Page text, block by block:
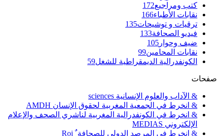
كتب ومراجيع172
نقابات الأطباء166
ترقيات و توشيحات135
فيديو الصحافة133
ضيف وحوار 105
نقابات المحامين99
الكونفدرالية الديمقراطية للشغل59
صفحات
& الآداب والعلوم الإنسانية sciences
& انخرط في الجمعية المغربية لحقوق الإنسان AMDH
& انخرط في الكونفدرالية المغربية لناشري الصحف والإعلام
الإلكتروني MEDIAS
& انخرط في المرصد الدولي للصحافة ٌ Roi